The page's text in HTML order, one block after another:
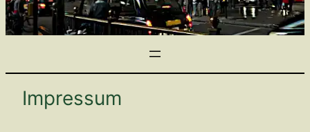
Impressum